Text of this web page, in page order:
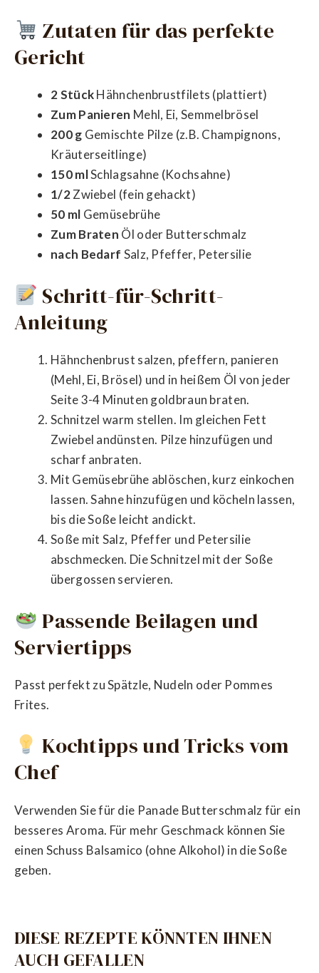
Zutaten für das perfekte
Gericht
2 StückHähnchenbrustfilets (plattiert)
Zum Panieren Mehl, Ei, Semmelbrösel
200 g Gemischte Pilze (z.B. Champignons,
Kräuterseitlinge)
150 mlSchlagsahne (Kochsahne)
1/2Zwiebel (fein gehackt)
50 ml Gemüsebrühe
Zum Braten Öl oder Butterschmalz
nach Bedarf Salz, Pfeffer, Petersilie
Schritt-für-Schritt-
Anleitung
Hähnchenbrust salzen, pfeffern, panieren
(Mehl, Ei, Brösel) und in heißem Öl von jeder
Seite 3-4 Minuten goldbraun braten.
Schnitzel warm stellen. Im gleichen Fett
Zwiebel andünsten. Pilze hinzufügen und
scharf anbraten.
Mit Gemüsebrühe ablöschen, kurz einkochen
lassen. Sahne hinzufügen und köcheln lassen,
bis die Soße leicht andickt.
Soße mit Salz, Pfeffer und Petersilie
abschmecken. Die Schnitzel mit der Soße
übergossen servieren.
Passende Beilagen und
Serviertipps
Passt perfekt zu Spätzle, Nudeln oder Pommes
Frites.
Kochtipps und Tricks vom
Chef
Verwenden Sie für die Panade Butterschmalz für ein
besseres Aroma. Für mehr Geschmack können Sie
einen Schuss Balsamico (ohne Alkohol) in die Soße
geben.
DIESE REZEPTE KÖNNTEN IHNEN
AUCH GEFALLEN